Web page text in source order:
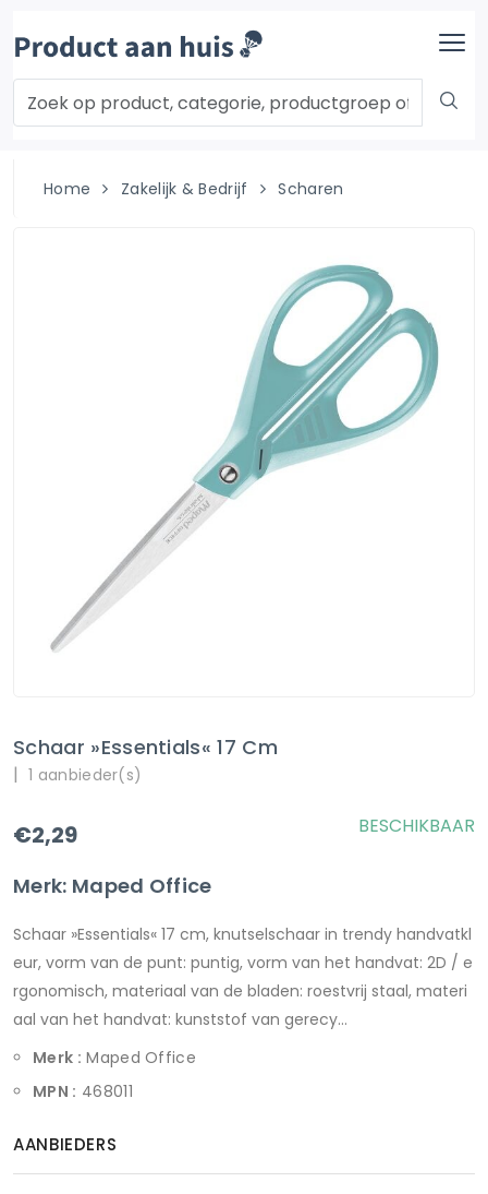
Home Zakelijk & Bedrijf Scharen
Schaar »Essentials« 17 Cm
| 1 aanbieder(s)
€2,29
Merk: Maped Office
BESCHIKBAAR
Schaar »Essentials« 17 cm, knutselschaar in trendy handvatkl
eur, vorm van de punt: puntig, vorm van het handvat: 2D / e
rgonomisch, materiaal van de bladen: roestvrij staal, materi
aal van het handvat: kunststof van gerecy...
Merk : Maped Office
MPN : 468011
AANBIEDERS